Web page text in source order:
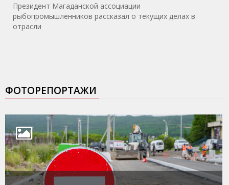
Президент Магаданской ассоциации
рыбопромышленников рассказал о текущих делах в
отрасли
ФОТОРЕПОРТАЖИ